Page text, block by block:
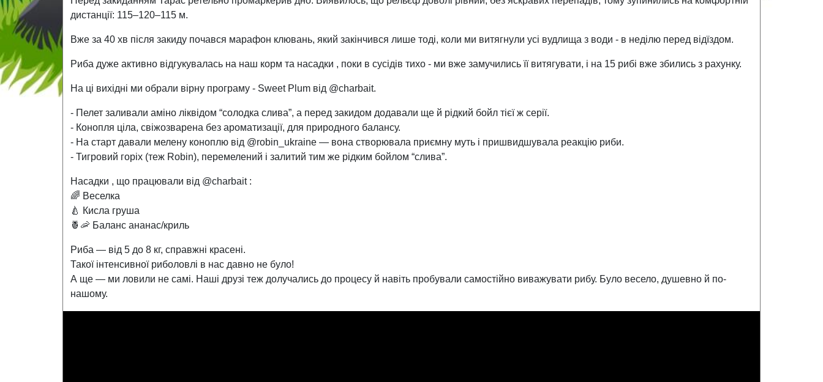
дистанції: 115–120–115 м.
Вже за 40 хв після закиду почався марафон клювань, який закінчився лише тоді, коли ми витягнули усі вудлища з води - в неділю перед відїздом.
Риба дуже активно відгукувалась на наш корм та насадки , поки в сусідів тихо - ми вже замучились її витягувати, і на 15 рибі вже збились з рахунку.
На ці вихідні ми обрали вірну програму - Sweet Plum від @charbait.
- Пелет заливали аміно ліквідом “солодка слива”, а перед закидом додавали ще й рідкий бойл тієї ж серії.
- Конопля ціла, свіжозварена без ароматизації, для природного балансу.
- На старт давали мелену коноплю від @robin_ukraine — вона створювала приємну муть і пришвидшувала реакцію риби.
- Тигровий горіх (теж Robin), перемелений і залитий тим же рідким бойлом “слива”.
Насадки , що працювали від @charbait :
🌈 Веселка
🍐 Кисла груша
🍍🦐 Баланс ананас/криль
Риба — від 5 до 8 кг, справжні красені.
Такої інтенсивної риболовлі в нас давно не було!
А ще — ми ловили не самі. Наші друзі теж долучались до процесу й навіть пробували самостійно виважувати рибу. Було весело, душевно й по-
нашому.